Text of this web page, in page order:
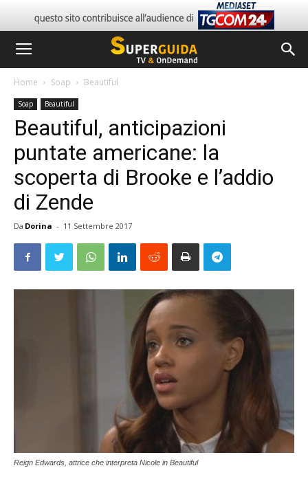
Home Soap Beautiful
Soap Beautiful
Beautiful, anticipazioni
puntate americane: la
scoperta di Brooke e l’addio
di Zende
Da Dorina - 11 Settembre 2017
Reign Edwards, attrice che interpreta Nicole in Beautiful